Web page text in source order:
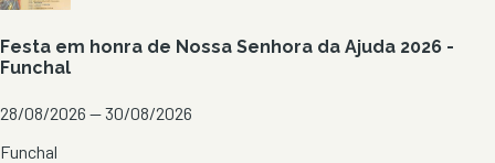
Festa em honra de Nossa Senhora da Ajuda 2026 -
Funchal
28/08/2026 — 30/08/2026
Funchal